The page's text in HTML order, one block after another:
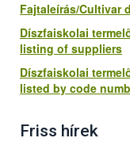
Fajtaleírás/Cultivar
Díszfaiskolai
listing of suppliers
Díszfaiskolai
listed by code
Friss hírek